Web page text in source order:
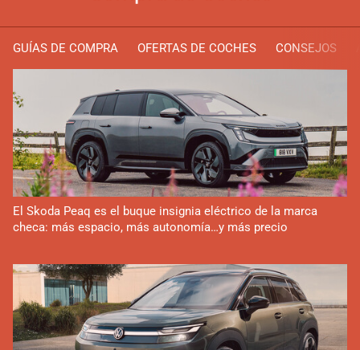
GUÍAS DE COMPRA OFERTAS DE COCHES CONSEJOS
El Skoda Peaq es el buque insignia eléctrico de la marca
checa: más espacio, más autonomía…y más precio